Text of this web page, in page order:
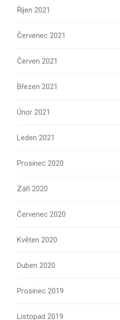
Říjen 2021
Červenec 2021
Červen 2021
Březen 2021
Únor 2021
Leden 2021
Prosinec 2020
Září 2020
Červenec 2020
Květen 2020
Duben 2020
Prosinec 2019
Listopad 2019